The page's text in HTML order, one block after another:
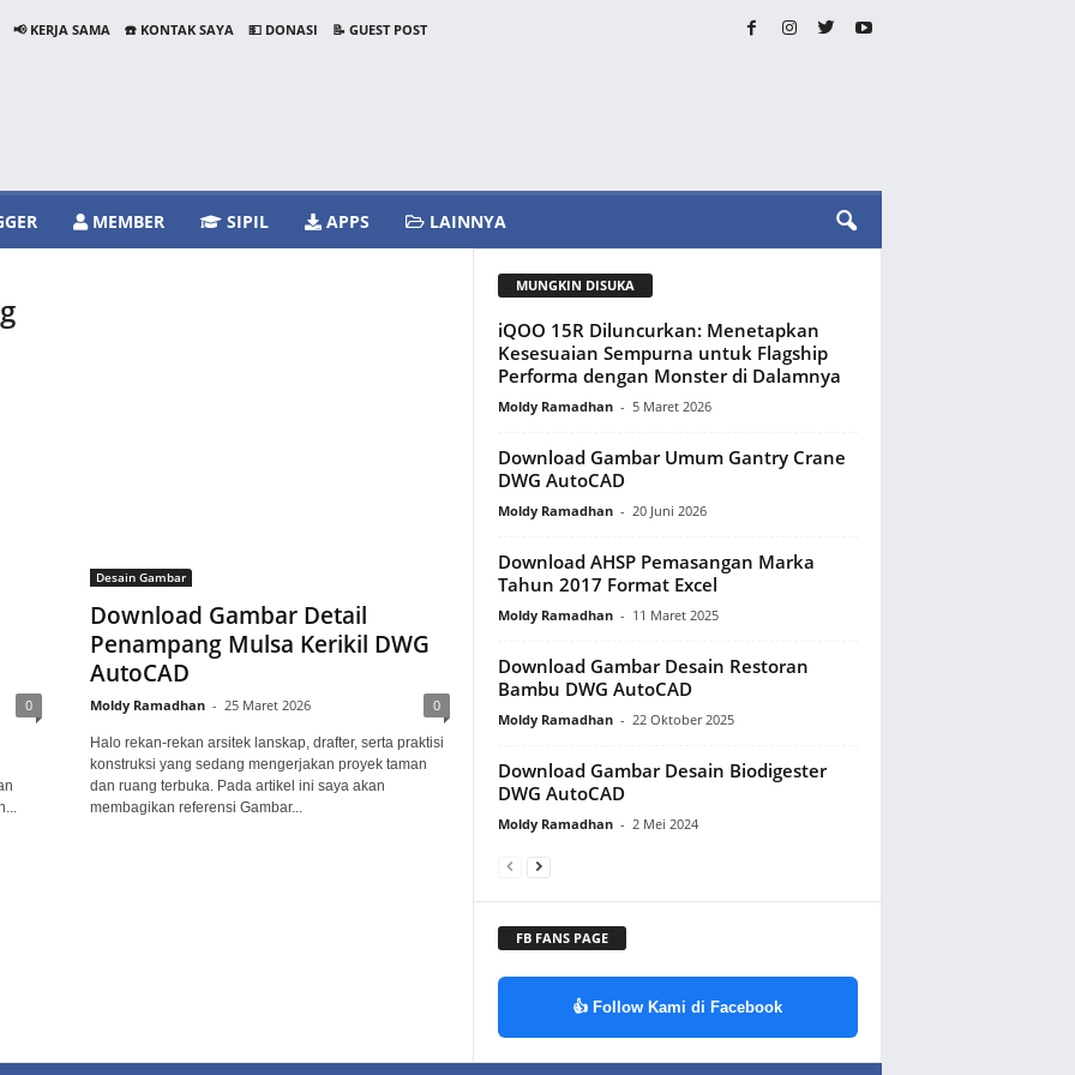
📢 KERJA SAMA ☎️ KONTAK SAYA 💵 DONASI
📝 GUEST POST
MEMBER SIPIL APPS LAINNYA
0
Desain Gambar
Download Gambar Detail
Penampang Mulsa Kerikil DWG
AutoCAD
Moldy Ramadhan - 25 Maret 2026 0
Halo rekan-rekan arsitek lanskap, drafter, serta praktisi
konstruksi yang sedang mengerjakan proyek taman
dan ruang terbuka. Pada artikel ini saya akan
membagikan referensi Gambar...
MUNGKIN DISUKA
iQOO 15R Diluncurkan: Menetapkan
Kesesuaian Sempurna untuk Flagship
Performa dengan Monster di Dalamnya
Moldy Ramadhan - 5 Maret 2026
Download Gambar Umum Gantry Crane
DWG AutoCAD
Moldy Ramadhan - 20 Juni 2026
Download AHSP Pemasangan Marka
Tahun 2017 Format Excel
Moldy Ramadhan - 11 Maret 2025
Download Gambar Desain Restoran
Bambu DWG AutoCAD
Moldy Ramadhan - 22 Oktober 2025
Download Gambar Desain Biodigester
DWG AutoCAD
Moldy Ramadhan - 2 Mei 2024
FB FANS PAGE
👍 Follow Kami di Facebook